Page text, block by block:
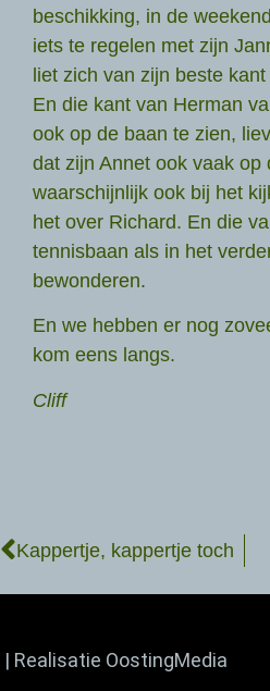
beschikking, in de
iets te regelen met zijn
liet zich van zijn beste
En die kant van Herman
ook op de baan te zien,
dat zijn Annet ook vaak
waarschijnlijk ook bij het
het over Richard. En die
tennisbaan als in het
bewonderen.
En we hebben er nog
kom eens langs.
Cliff
Kappertje, kappertje toch
| Realisatie OostingMedia